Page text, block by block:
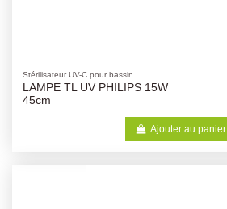
Stérilisateur UV-C pour bassin
LAMPE TL UV PHILIPS 15W
45cm
Ajouter au panier